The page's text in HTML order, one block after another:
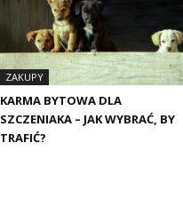
ZAKUPY
KARMA BYTOWA DLA
SZCZENIAKA – JAK WYBRAĆ, BY
TRAFIĆ?